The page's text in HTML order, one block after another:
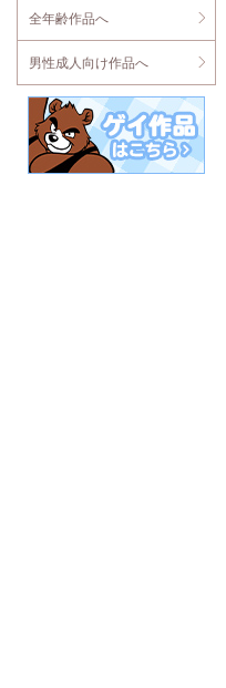
全年齢作品へ
男性成人向け作品へ